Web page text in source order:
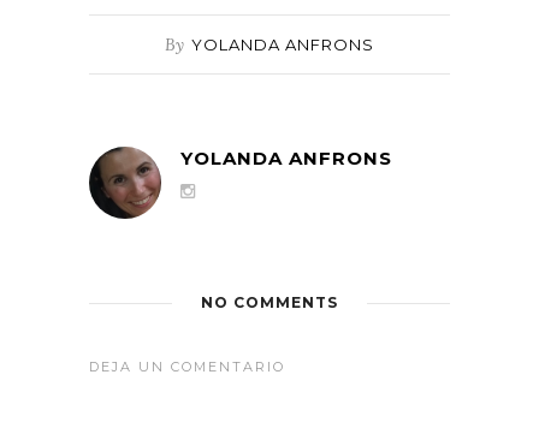
By YOLANDA ANFRONS
YOLANDA ANFRONS
NO COMMENTS
DEJA UN COMENTARIO